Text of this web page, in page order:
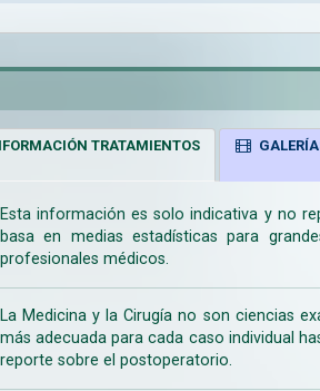
TRATAMIENTOS
Esta información es solo indicativa y no
basa en medias estadísticas para
profesionales médicos.
La Medicina y la Cirugía no son ciencias
más adecuada para cada caso individual
reporte sobre el postoperatorio.